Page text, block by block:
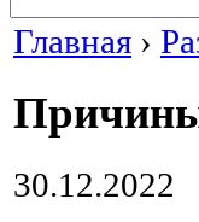
Главная ›
30.12.2022